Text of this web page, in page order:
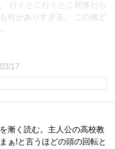
行くとこ行くとこ死体だら
程がありすぎる。 この後ど
17
漸く読む。主人公の高校教
ぁ!と言うほどの頭の回転と